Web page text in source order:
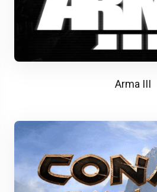
Arma III